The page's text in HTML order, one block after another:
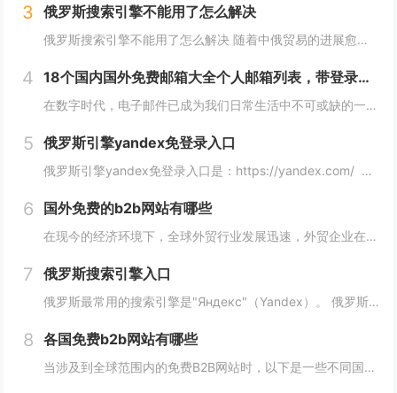
3 俄罗斯搜索引擎不能用了怎么解决
俄罗斯搜索引擎不能用了怎么解决 随着中俄贸易的进展愈加顺利，越来越多的外贸人都尝试着与俄罗斯客户进行接触，而这最重要的便是学会使用俄罗斯搜索引擎，但很多人会发现自己的搜索引擎突然不能用了，下面，小编就来详细介绍下俄罗斯搜索引擎不能用了怎么解...
4 18个国内国外免费邮箱大全个人邮箱列表，带登录链接
在数字时代，电子邮件已成为我们日常生活中不可或缺的一部分。无论是在工作、学习还是生活中，我们都需要一个安全、稳定、快速的邮箱服务来满足我们的需求。今天，我们将为您带来18个国内外免费邮箱大全，并附上登录链接，让您轻松获取您心仪的邮箱服务。...
5 俄罗斯引擎yandex免登录入口
俄罗斯引擎yandex免登录入口是：https://yandex.com/ 无须登录直接使用，接下来小编就来给大家详细介绍。 俄罗斯引擎yandex免登录入口 Yandex是俄罗斯最大的互联网公司之一，其拥有自己的搜索引...
6 国外免费的b2b网站有哪些
在现今的经济环境下，全球外贸行业发展迅速，外贸企业在寻找客户方面也变得越来越重要，并且更加重视做好国外B2B网站的使用。因此，在选择一个合适的国外B2B网站时，您应该根据您的需求选择一个合适的网站，下面介绍一下国外免费的b2b网站有哪些？...
7 俄罗斯搜索引擎入口
俄罗斯最常用的搜索引擎是"Яндекс"（Yandex）。 俄罗斯搜索引擎yandex入口： 1、俄罗斯搜索引擎入口1：yandex.com，无须登录直接使用。 2、俄罗斯搜索引擎入口2：www.yandex.ru，需要登录使用。...
8 各国免费b2b网站有哪些
当涉及到全球范围内的免费B2B网站时，以下是一些不同国家的B2B网站，它们为企业提供了广阔的国际市场。这些网站在不同国家和地区具有不同的影响力，但都是免费使用的。 各国免费b2b网站： 1. 中国： - Alib...